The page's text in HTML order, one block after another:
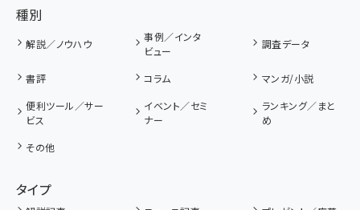
種別
解説／ノウハウ
事例／インタ
ビュー
調査データ
書評 コラム
マンガ/小説
便利ツール／サー
ビス
イベント／セミ
ナー
ランキング／まと
め
その他
タイプ